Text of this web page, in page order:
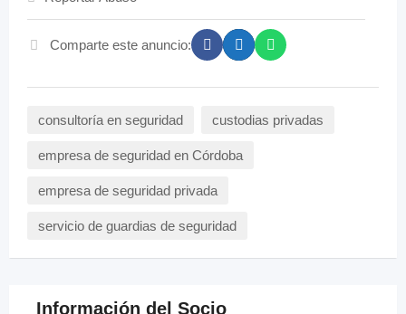
Comparte este anuncio:
consultoría en seguridad custodias privadas
empresa de seguridad en Córdoba
empresa de seguridad privada
servicio de guardias de seguridad
Información del Socio